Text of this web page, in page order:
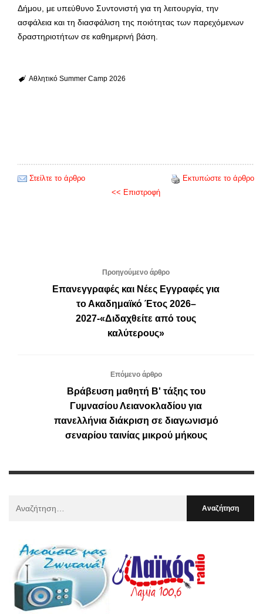
Δήμου, με υπεύθυνο Συντονιστή για τη λειτουργία, την
ασφάλεια και τη διασφάλιση της ποιότητας των παρεχόμενων
δραστηριοτήτων σε καθημερινή βάση.
Αθλητικό Summer Camp 2026
Στείλτε το άρθρο
Εκτυπώστε το άρθρο
<< Επιστροφή
Προηγούμενο άρθρο
Επανεγγραφές και Νέες Εγγραφές για
το Ακαδημαϊκό Έτος 2026–
2027-«Διδαχθείτε από τους
καλύτερους»
Επόμενο άρθρο
Βράβευση μαθητή Β' τάξης του
Γυμνασίου Λειανοκλαδίου για
πανελλήνια διάκριση σε διαγωνισμό
σεναρίου ταινίας μικρού μήκους